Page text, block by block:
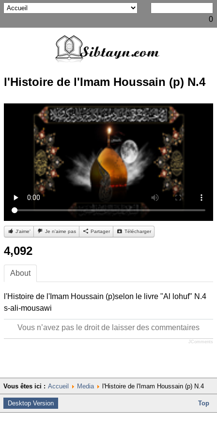
0
l'Histoire de l'Imam Houssain (p) N.4
J'aime' Je n'aime pas Partager Télécharger
4,092
About
l'Histoire de l'Imam Houssain (p)selon le livre "Al lohuf" N.4
s-ali-mousawi
Vous n’avez pas le droit de laisser des commentaires
JComments
Vous êtes ici : Accueil Media l'Histoire de l'Imam Houssain (p) N.4
Desktop Version Top